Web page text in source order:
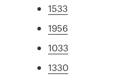
1533
1956
1033
1330